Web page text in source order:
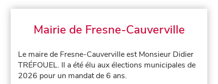
Mairie de Fresne-Cauverville
Le maire de Fresne-Cauverville est Monsieur Didier
TRÉFOUEL. Il a été élu aux élections municipales de
2026 pour un mandat de 6 ans.